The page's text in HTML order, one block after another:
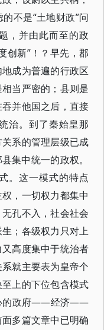
不是“土地财政”问
，并由此而至的政
创新”！？早先，郡
成为普遍的行政区
当严密的；县则是
并他国之后，直接
治。到了秦始皇那
系的管理层级已成
集中统一的政权。
。这一模式的特点
，一切权力都集中
孔不入，社会社会
；各级权力只对上
高度集中于统治者
就主要表为皇帝个
上的下位包含模式
的政府——经济——
多篇文章中已明确